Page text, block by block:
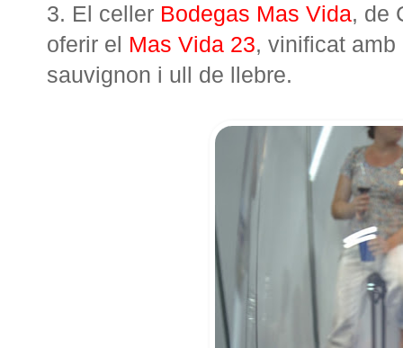
3. El celler Bodegas Mas Vida, de
oferir el Mas Vida 23, vinificat
sauvignon i ull de llebre.